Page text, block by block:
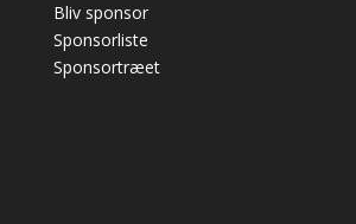
Bliv sponsor
Sponsorliste
Sponsortræet